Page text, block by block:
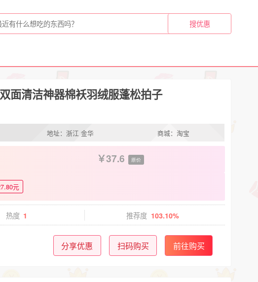
面清洁神器棉袄羽绒服蓬松拍子
地址：浙江 金华 商城：淘宝
37.6 原价
元
热度 1 推荐度 103.10%
分享优惠 扫码购买 前往购买